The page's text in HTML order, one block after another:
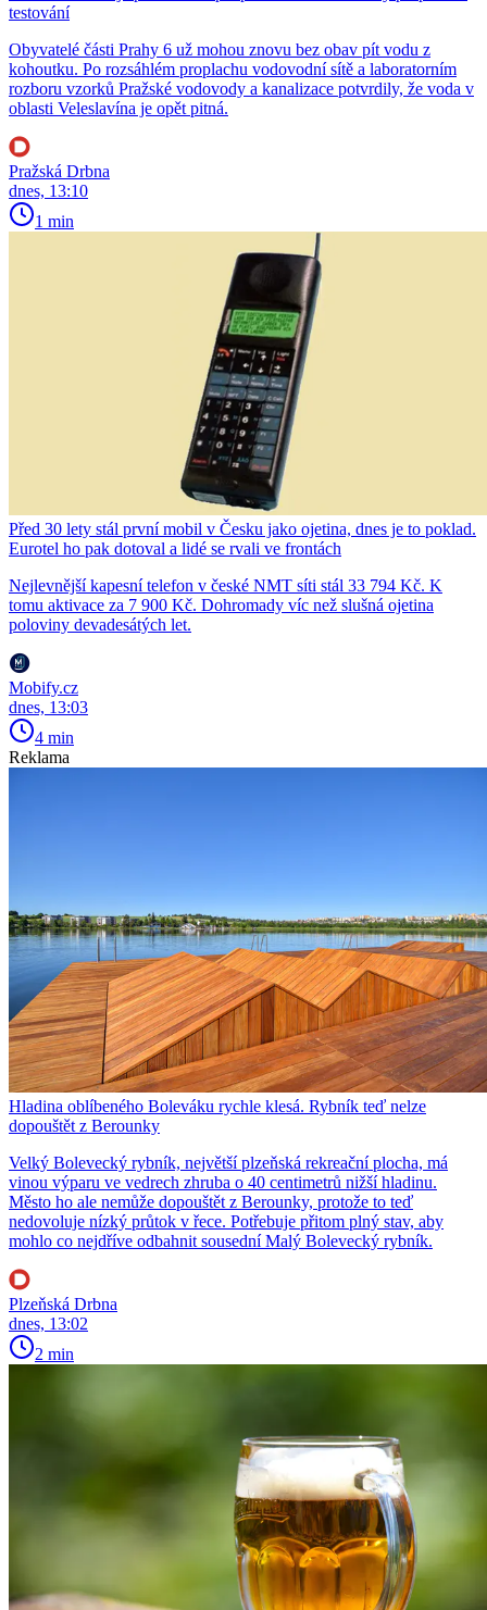
testování
Obyvatelé části Prahy 6 už mohou znovu bez obav pít vodu z
kohoutku. Po rozsáhlém proplachu vodovodní sítě a laboratorním
rozboru vzorků Pražské vodovody a kanalizace potvrdily, že voda v
oblasti Veleslavína je opět pitná.
Pražská Drbna
dnes, 13:10
1 min
Před 30 lety stál první mobil v Česku jako ojetina, dnes je to poklad.
Eurotel ho pak dotoval a lidé se rvali ve frontách
Nejlevnější kapesní telefon v české NMT síti stál 33 794 Kč. K
tomu aktivace za 7 900 Kč. Dohromady víc než slušná ojetina
poloviny devadesátých let.
Mobify.cz
dnes, 13:03
4 min
Reklama
Hladina oblíbeného Boleváku rychle klesá. Rybník teď nelze
dopouštět z Berounky
Velký Bolevecký rybník, největší plzeňská rekreační plocha, má
vinou výparu ve vedrech zhruba o 40 centimetrů nižší hladinu.
Město ho ale nemůže dopouštět z Berounky, protože to teď
nedovoluje nízký průtok v řece. Potřebuje přitom plný stav, aby
mohlo co nejdříve odbahnit sousední Malý Bolevecký rybník.
Plzeňská Drbna
dnes, 13:02
2 min